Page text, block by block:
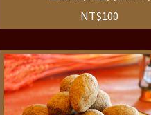
NT$100